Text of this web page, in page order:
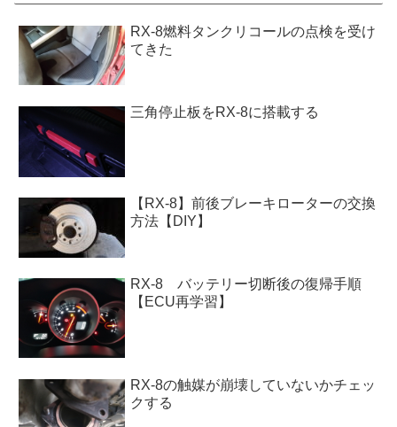
RX-8燃料タンクリコールの点検を受け
てきた
三角停止板をRX-8に搭載する
【RX-8】前後ブレーキローターの交換
方法【DIY】
RX-8 バッテリー切断後の復帰手順
【ECU再学習】
RX-8の触媒が崩壊していないかチェッ
クする